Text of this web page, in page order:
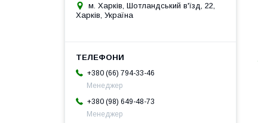
м. Харків, Шотландський в'їзд, 22,
Харків, Україна
+380 (66) 794-33-46
Менеджер
+380 (98) 649-48-73
Менеджер